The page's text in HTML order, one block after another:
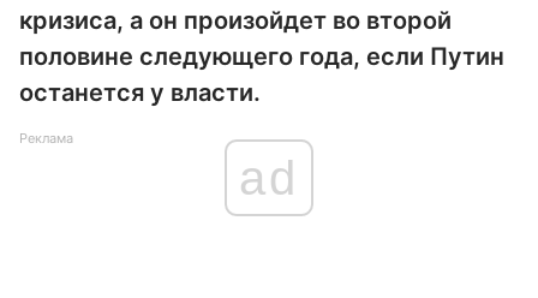
кризиса, а он произойдет во второй
половине следующего года, если Путин
останется у власти.
Реклама
ad